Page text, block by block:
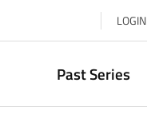
LOGIN
Past Series